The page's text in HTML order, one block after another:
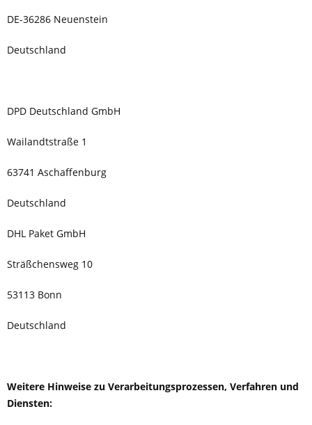
DE-36286 Neuenstein
Deutschland
DPD Deutschland GmbH
Wailandtstraße 1
63741 Aschaffenburg
Deutschland
DHL Paket GmbH
Sträßchensweg 10
53113 Bonn
Deutschland
Weitere Hinweise zu Verarbeitungsprozessen, Verfahren und
Diensten: